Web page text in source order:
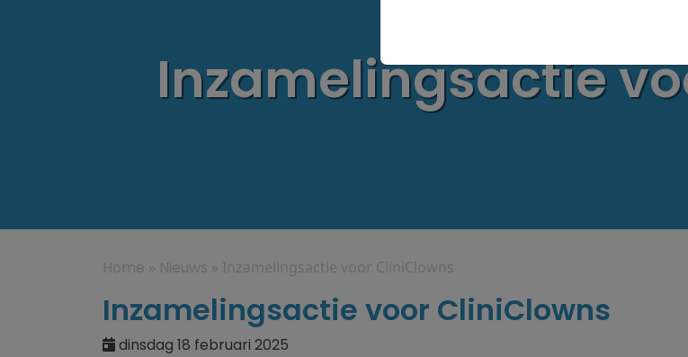
Inzamelingsactie
Home » Nieuws » Inzamelingsactie voor CliniClowns
Inzamelingsactie voor CliniClowns
dinsdag 18 februari 2025